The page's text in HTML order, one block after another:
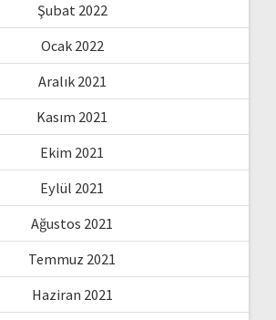
Şubat 2022
Ocak 2022
Aralık 2021
Kasım 2021
Ekim 2021
Eylül 2021
Ağustos 2021
Temmuz 2021
Haziran 2021